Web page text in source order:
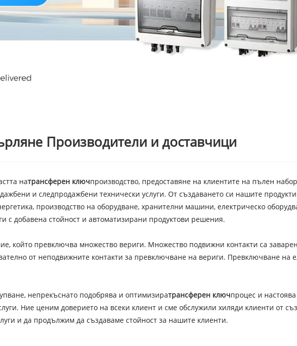
Производители и доставчици
натрансферен ключпроизводство, предоставяне на клиентите на пълен
и следпродажбени технически услуги. От създаването си нашите
производство на оборудване, хранителни машини, електрическо
с добавена стойност и автоматизирани продуктови решения.
който превключва множество вериги. Множество подвижни контакти са
от неподвижните контакти за превключване на вериги. Превключване на
непрекъснато подобрява и оптимизиратрансферен ключпроцес и
Ние ценим доверието на всеки клиент и сме обслужили хиляди клиенти от
и да продължим да създаваме стойност за нашите клиенти.